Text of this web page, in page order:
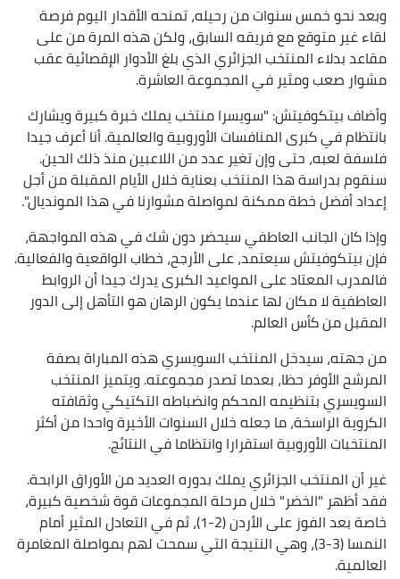
وبعد نحو خمس سنوات من رحيله، تمنحه الأقدار اليوم فرصة
لقاء غير متوقع مع فريقه السابق، ولكن هذه المرة من على
مقاعد بدلاء المنتخب الجزائري الذي بلغ الأدوار الإقصائية عقب
مشوار صعب ومثير في المجموعة العاشرة.
وأضاف بيتكوفيتش: "سويسرا منتخب يملك خبرة كبيرة ويشارك
بانتظام في كبرى المنافسات الأوروبية والعالمية. أنا أعرف جيدا
فلسفة لعبه، حتى وإن تغير عدد من اللاعبين منذ ذلك الحين.
سنقوم بدراسة هذا المنتخب بعناية خلال الأيام المقبلة من أجل
إعداد أفضل خطة ممكنة لمواصلة مشوارنا في هذا المونديال".
وإذا كان الجانب العاطفي سيحضر دون شك في هذه المواجهة،
فإن بيتكوفيتش سيعتمد، على الأرجح، خطاب الواقعية والفعالية.
فالمدرب المعتاد على المواعيد الكبرى يدرك جيدا أن الروابط
العاطفية لا مكان لها عندما يكون الرهان هو التأهل إلى الدور
المقبل من كأس العالم.
من جهته، سيدخل المنتخب السويسري هذه المباراة بصفة
المرشح الأوفر حظا، بعدما تصدر مجموعته. ويتميز المنتخب
السويسري بتنظيمه المحكم وانضباطه التكتيكي وثقافته
الكروية الراسخة، ما جعله خلال السنوات الأخيرة واحدا من أكثر
المنتخبات الأوروبية استقرارا وانتظاما في النتائج.
غير أن المنتخب الجزائري يملك بدوره العديد من الأوراق الرابحة.
فقد أظهر "الخضر" خلال مرحلة المجموعات قوة شخصية كبيرة،
خاصة بعد الفوز على الأردن (2-1)، ثم في التعادل المثير أمام
النمسا (3-3)، وهي النتيجة التي سمحت لهم بمواصلة المغامرة
العالمية.